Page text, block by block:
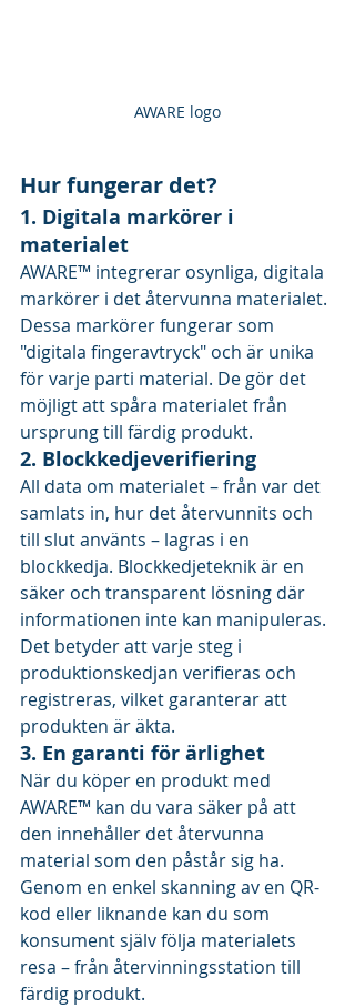
AWARE logo
Hur fungerar det?
1. Digitala markörer i
materialet
AWARE™ integrerar osynliga, digitala
markörer i det återvunna materialet.
Dessa markörer fungerar som
"digitala fingeravtryck" och är unika
för varje parti material. De gör det
möjligt att spåra materialet från
ursprung till färdig produkt.
2. Blockkedjeverifiering
All data om materialet – från var det
samlats in, hur det återvunnits och
till slut använts – lagras i en
blockkedja. Blockkedjeteknik är en
säker och transparent lösning där
informationen inte kan manipuleras.
Det betyder att varje steg i
produktionskedjan verifieras och
registreras, vilket garanterar att
produkten är äkta.
3. En garanti för ärlighet
När du köper en produkt med
AWARE™ kan du vara säker på att
den innehåller det återvunna
material som den påstår sig ha.
Genom en enkel skanning av en QR-
kod eller liknande kan du som
konsument själv följa materialets
resa – från återvinningsstation till
färdig produkt.